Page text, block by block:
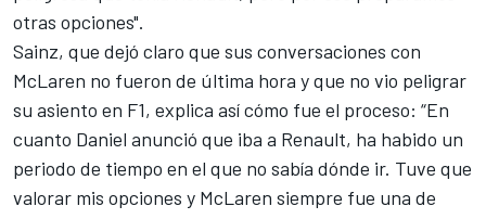
otras opciones".
Sainz, que dejó claro que sus conversaciones con
McLaren no fueron de última hora y que no vio peligrar
su asiento en F1, explica así cómo fue el proceso: “En
cuanto Daniel anunció que iba a Renault, ha habido un
periodo de tiempo en el que no sabía dónde ir. Tuve que
valorar mis opciones y McLaren siempre fue una de